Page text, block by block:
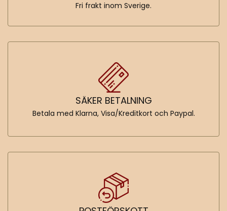
Fri frakt inom Sverige.
SÄKER BETALNING
Betala med Klarna, Visa/Kreditkort och Paypal.